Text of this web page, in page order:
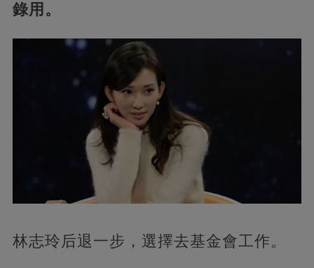
錄用。
林志玲后退一步，選擇去基金會工作。